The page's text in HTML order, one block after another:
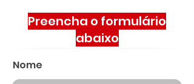
Preencha o formulário
abaixo
Nome